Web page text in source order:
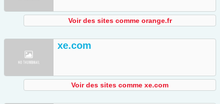
Voir des sites comme orange.fr
xe.com
Voir des sites comme xe.com